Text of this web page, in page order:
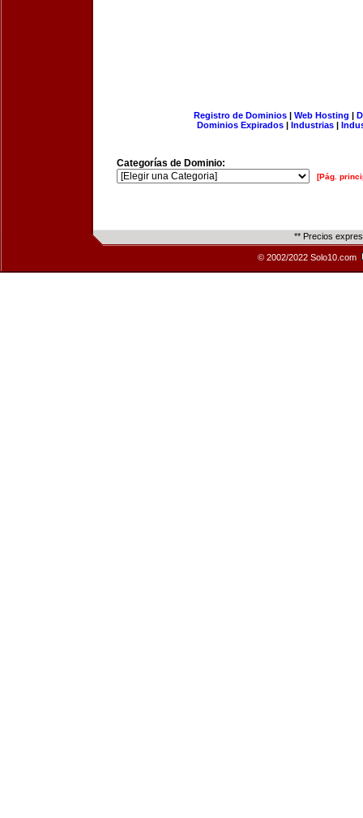
Registro de Dominios| Web Hosting |
Dominios Expirados | Industrias |
Categorías de Dominio:
[Pág.
** Precios
© 2002/2022 Solo10.com